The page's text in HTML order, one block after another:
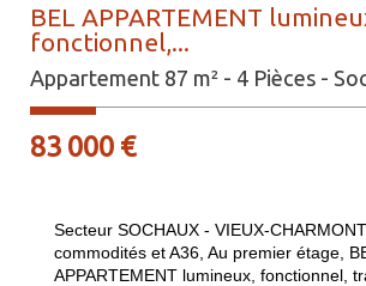
BEL APPARTEMENT
fonctionnel,...
Appartement 87 m² - 4 Pièces -
83 000 €
Secteur SOCHAUX - VIEUX-
commodités et A36, Au premier étage,
APPARTEMENT lumineux, fonctionnel,